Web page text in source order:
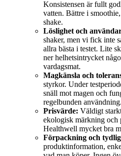
Konsistensen är fullt
vatten. Bättre i
shake.
Löslighet och
shaker, men vi fick inte
allra bästa i testet. Lite
ner helhetsintrycket
vardagsmat.
Magkänsla och
styrkor. Under
snäll mot magen och
regelbunden användning.
Prisvärde: Väldigt
ekologisk märkning och
Healthwell mycket bra
Förpackning och
produktinformation,